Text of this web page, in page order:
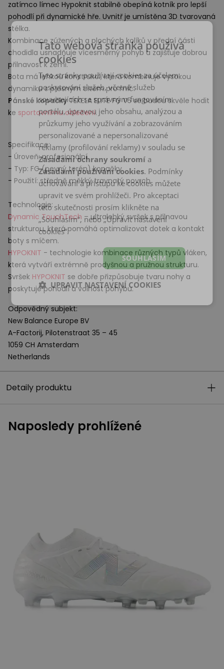
zatímco límec Hypoknit stabilně obepíná kotník pro lepší
pohodlí při dynamické hře. Uvnitř je umístěna 3D tvarovaná
stélka.
Kombinace zúžených a plochých kolíků v přední části
chodidla usnadňuje vícesměrný pohyb a zajišťuje dobrou
přilnavost k zemi.
Bota má lehkou konstrukci, která kombinuje vysokou
dynamiku s přesným citem pro míč.
Pánské kopačky TEKELA ELITEFG V5 se budou skvěle hodit
ke sportovnímu oblečení.
Specifikace:
- Úroveň: profesionální
- Typ: FG (pevný terén) kopačky
- Použití: středně měkký travnatý povrch
Technologie:
Dynamic TouchTech – ultralehký svršek s přilnavou
strukturou, která pomáhá optimalizovat dotek a kontakt
boty s míčem.
HYPOKNIT - technologie kombinace různých typů vláken,
která vytváří extrémně prodyšnou a pružnou strukturu.
Svršek HYPOKNIT se dobře přizpůsobuje tvaru nohy a
poskytuje pohodlí a volnost pohybu.
Odpovědný subjekt:
New Balance Europe BV
A-Factorij, Pilotenstraat 35 – 45
1059 CH Amsterdam
Netherlands
Detaily produktu
Naposledy prohlížené
Tato webová stránka používá
cookies
Tyto stránky používají cookies za účelem
poskytování služeb, včetně služeb
souvisejících se správným fungováním
portálu, úpravou jeho obsahu, analýzou a
průzkumy jeho využívání a zobrazováním
personalizované a nepersonalizované
reklamy (profilování reklamy) v souladu se
Zásadami ochrany soukromí a
Zásadami používání cookies. Podmínky
uchovávání a přístupu ke cookies můžete
upravit ve svém prohlížeči. Pro akceptaci
této skutečnosti prosím klikněte na
„Souhlasím“, nebo „Upravit nastavení
cookies“.
SOUHLASÍM
UPRAVIT NASTAVENÍ COOKIES